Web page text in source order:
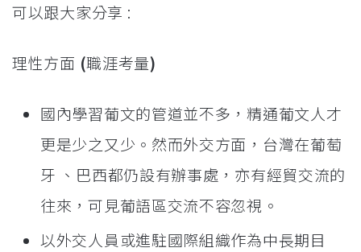
可以跟大家分享 :
理性方面 (職涯考量)
國內學習葡文的管道並不多，精通葡文人才
更是少之又少。然而外交方面，台灣在葡萄
牙 、巴西都仍設有辦事處，亦有經貿交流的
往來，可見葡語區交流不容忽視。
以外交人員或進駐國際組織作為中長期目